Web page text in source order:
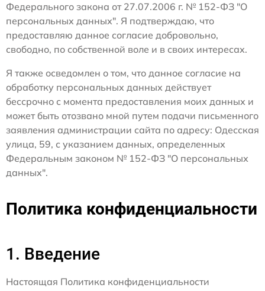
Федерального закона от 27.07.2006 г. № 152-ФЗ "О
персональных данных". Я подтверждаю, что
предоставляю данное согласие добровольно,
свободно, по собственной воле и в своих интересах.
Я также осведомлен о том, что данное согласие на
обработку персональных данных действует
бессрочно с момента предоставления моих данных и
может быть отозвано мной путем подачи письменного
заявления администрации сайта по адресу: Одесская
улица, 59, с указанием данных, определенных
Федеральным законом № 152-ФЗ "О персональных
данных".
Политика конфиденциальности
1. Введение
Настоящая Политика конфиденциальности